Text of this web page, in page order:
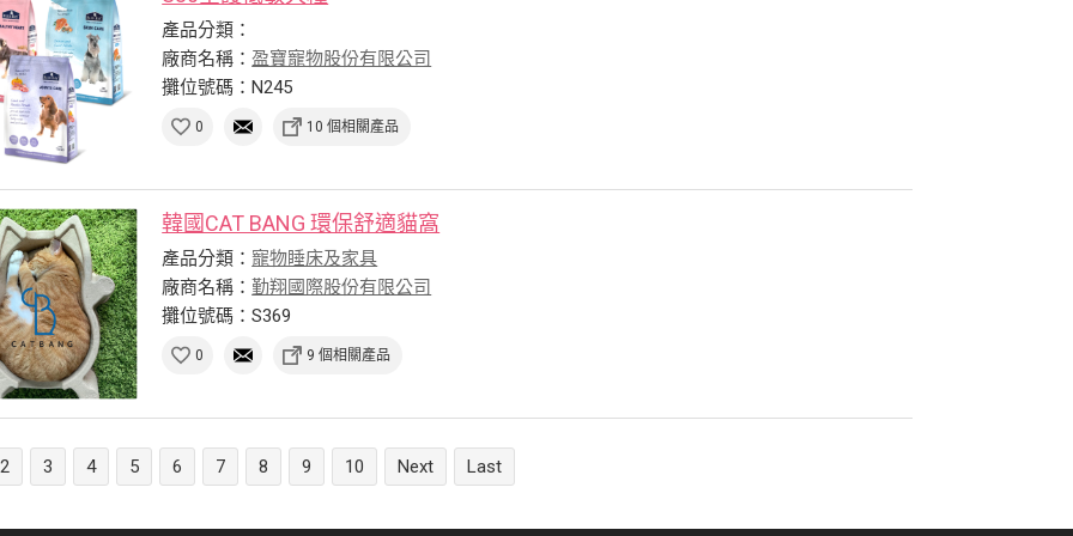
產品分類：
廠商名稱：盈寶寵物股份有限公司
攤位號碼：N245
0 10 個相關產品
韓國CAT BANG 環保舒適貓窩
產品分類：寵物睡床及家具
廠商名稱：勤翔國際股份有限公司
攤位號碼：S369
0 9 個相關產品
2 3 4 5 6 7 8 9 10 Next Last